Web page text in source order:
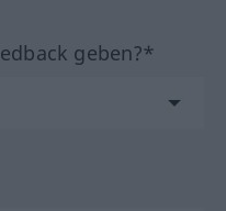
geben?*